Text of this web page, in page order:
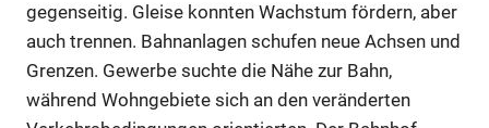
gegenseitig. Gleise konnten Wachstum fördern, aber
auch trennen. Bahnanlagen schufen neue Achsen und
Grenzen. Gewerbe suchte die Nähe zur Bahn,
während Wohngebiete sich an den veränderten